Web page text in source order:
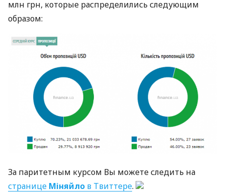
млн грн, которые распределились следующим
образом:
За паритетным курсом Вы можете следить на
странице Міняйло в Твиттере.